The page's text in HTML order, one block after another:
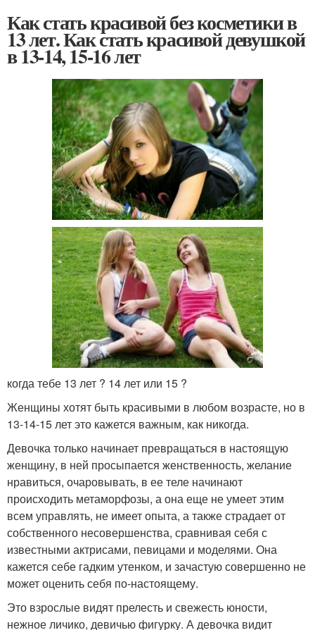
Как стать красивой без косметики в
13 лет. Как стать красивой девушкой
в 13-14, 15-16 лет
когда тебе 13 лет ? 14 лет или 15 ?
Женщины хотят быть красивыми в любом возрасте, но в
13-14-15 лет это кажется важным, как никогда.
Девочка только начинает превращаться в настоящую
женщину, в ней просыпается женственность, желание
нравиться, очаровывать, в ее теле начинают
происходить метаморфозы, а она еще не умеет этим
всем управлять, не имеет опыта, а также страдает от
собственного несовершенства, сравнивая себя с
известными актрисами, певицами и моделями. Она
кажется себе гадким утенком, и зачастую совершенно не
может оценить себя по-настоящему.
Это взрослые видят прелесть и свежесть юности,
нежное личико, девичью фигурку. А девочка видит